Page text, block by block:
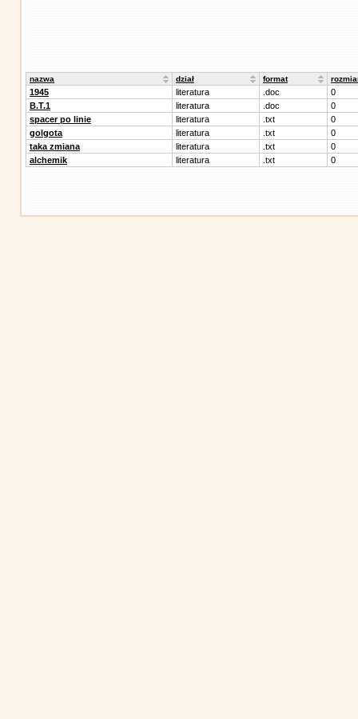
nazwa dział format
1945 literatura .doc
0
B.T.1
literatura .doc
0
spacer po linie
literatura .txt
0
golgota
literatura .txt
0
taka zmiana
literatura .txt
0
alchemik
literatura .txt 0